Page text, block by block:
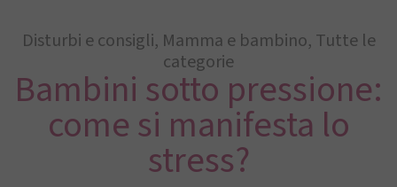
Disturbi e consigli, Mamma e bambino, Tutte le
categorie
Bambini sotto pressione:
come si manifesta lo
stress?